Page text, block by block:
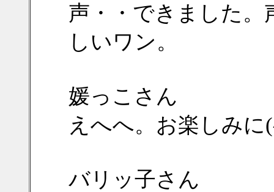
声・・できました。
しいワン。
媛っこさん
えへへ。お楽しみに
バリッ子さん